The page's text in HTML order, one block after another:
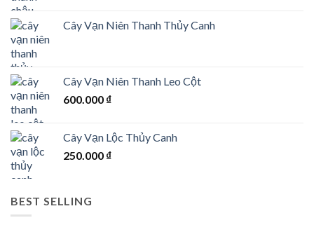
Cây Vạn Niên Thanh Thủy Canh
Cây Vạn Niên Thanh Leo Cột
600.000 ₫
Cây Vạn Lộc Thủy Canh
250.000 ₫
BEST SELLING